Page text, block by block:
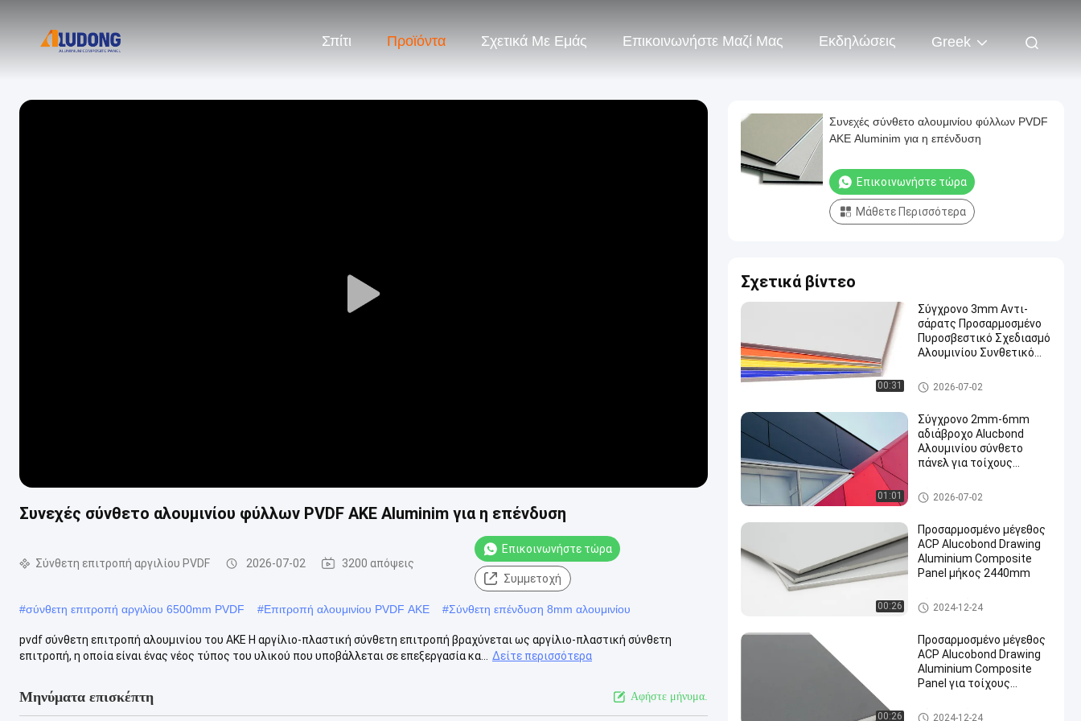
Σπίτι Προϊόντα Σχετικά Με Εμάς Επικοινωνήστε Μαζί Μας Εκδηλώσεις Greek
Play
Συνεχές σύνθετο αλουμινίου φύλλων PVDF ΑΚΕ Aluminim για η επένδυση
Σύνθετη επιτροπή αργιλίου PVDF 2026-07-02 3200 απόψεις
Επικοινωνήστε τώρα
Συμμετοχή
#σύνθετη επιτροπή αργιλίου 6500mm PVDF #Επιτροπή αλουμινίου PVDF ΑΚΕ #Σύνθετη επένδυση 8mm αλουμινίου
pvdf σύνθετη επιτροπή αλουμινίου του ΑΚΕ Η αργίλιο-πλαστική σύνθετη επιτροπή βραχύνεται ως αργίλιο-πλαστική σύνθετη
επιτροπή, η οποία είναι ένας νέος τύπος του υλικού που υποβάλλεται σε επεξεργασία κα...
Δείτε περισσότερα
Μηνύματα επισκέπτη Αφήστε μήνυμα.
Συνεχές σύνθετο αλουμινίου φύλλων PVDF
ΑΚΕ Aluminim για η επένδυση
Επικοινωνήστε τώρα
Μάθετε Περισσότερα
Σχετικά βίντεο
00:31
Σύγχρονο 3mm Αντι-
σάρατς Προσαρμοσμένο
Πυροσβεστικό Σχεδιασμό
Αλουμινίου Συνθετικό
Τείχους Κεραμίδες
εσωτερικό καταφύγιο
Σύνθετη επιτροπή αργιλίου P
VDF
2026-07-02
01:01
Σύγχρονο 2mm-6mm
αδιάβροχο Alucbond
Αλουμινίου σύνθετο
πάνελ για τοίχους
Σύνθετη επιτροπή αργιλίου P
VDF
2026-07-02
00:26
Προσαρμοσμένο μέγεθος
ACP Alucobond Drawing
Aluminium Composite
Panel μήκος 2440mm
Σύνθετο πάνελ αλουμινίου
2024-12-24
00:26
Προσαρμοσμένο μέγεθος
ACP Alucobond Drawing
Aluminium Composite
Panel για τοίχους
Σύνθετο πάνελ αλουμινίου
2024-12-24